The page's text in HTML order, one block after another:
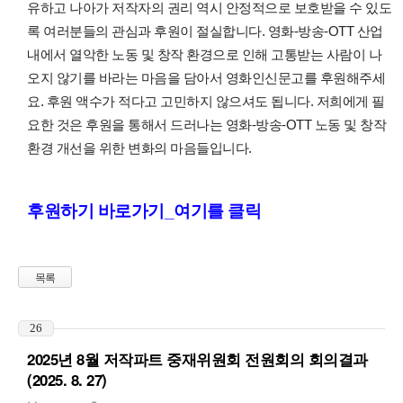
유하고 나아가 저작자의 권리 역시 안정적으로 보호받을 수 있도
록 여러분들의 관심과 후원이 절실합니다. 영화-방송-OTT 산업
내에서 열악한 노동 및 창작 환경으로 인해 고통받는 사람이 나
오지 않기를 바라는 마음을 담아서 영화인신문고를 후원해주세
요. 후원 액수가 적다고 고민하지 않으셔도 됩니다. 저희에게 필
요한 것은 후원을 통해서 드러나는 영화-방송-OTT 노동 및 창작
환경 개선을 위한 변화의 마음들입니다.
후원하기 바로가기_여기를 클릭
목록
26
2025년 8월 저작파트 중재위원회 전원회의 회의결과
(2025. 8. 27)